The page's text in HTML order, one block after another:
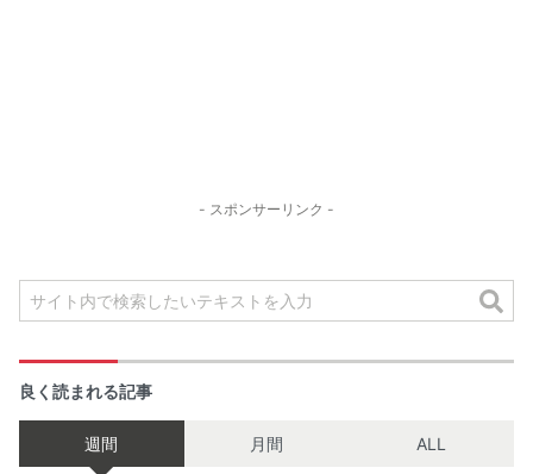
- スポンサーリンク -
良く読まれる記事
週間 月間 ALL